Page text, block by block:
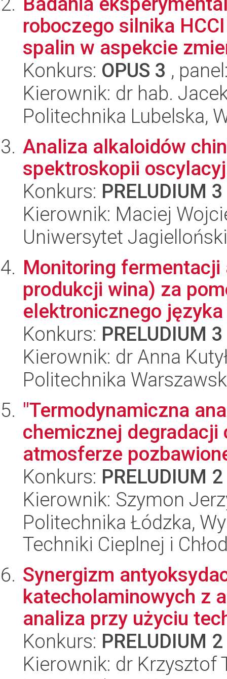
roboczego silnika
spalin w aspekcie
Konkurs: OPUS 3 ,
Kierownik: dr hab.
Politechnika Lubelska,
Analiza alkaloidów
spektroskopii
Konkurs: PRELUDIUM 3
Kierownik: Maciej
Uniwersytet
Monitoring
produkcji wina) za
elektronicznego języka
Konkurs: PRELUDIUM 3
Kierownik: dr Anna
Politechnika
"Termodynamiczna
chemicznej degradacji
atmosferze
Konkurs: PRELUDIUM 2
Kierownik: Szymon
Politechnika Łódzka,
Techniki Cieplnej i
Synergizm
katecholaminowych z
analiza przy użyciu
Konkurs: PRELUDIUM 2
Kierownik: dr Krzysztof